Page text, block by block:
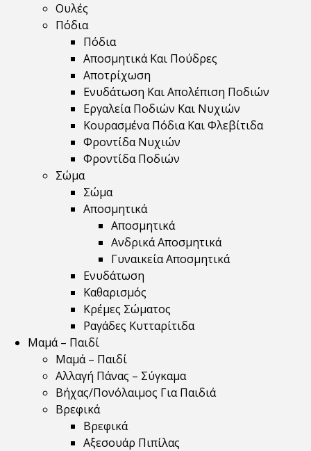
Ουλές
Πόδια
Πόδια
Αποσμητικά Και Πούδρες
Αποτρίχωση
Ενυδάτωση Και Απολέπιση Ποδιών
Εργαλεία Ποδιών Και Νυχιών
Κουρασμένα Πόδια Και Φλεβίτιδα
Φροντίδα Νυχιών
Φροντίδα Ποδιών
Σώμα
Σώμα
Αποσμητικά
Αποσμητικά
Ανδρικά Αποσμητικά
Γυναικεία Αποσμητικά
Ενυδάτωση
Καθαρισμός
Κρέμες Σώματος
Ραγάδες Κυτταρίτιδα
Μαμά – Παιδί
Μαμά – Παιδί
Αλλαγή Πάνας – Σύγκαμα
Βήχας/Πονόλαιμος Για Παιδιά
Βρεφικά
Βρεφικά
Αξεσουάρ Πιπίλας